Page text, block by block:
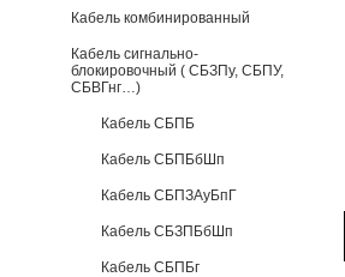
Кабель комбинированный
Кабель сигнально-
блокировочный ( СБЗПу, СБПУ,
СБВГнг…)
Кабель СБПБ
Кабель СБПБбШп
Кабель СБПЗАуБпГ
Кабель СБЗПБбШп
Кабель СБПБг